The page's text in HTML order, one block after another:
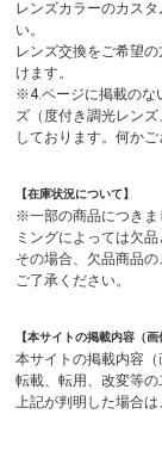
レンズカラーのカス
い。
レンズ交換をご希望の
けます。
※4.ページに掲載のな
ズ（度付き調光レン
しております。何か
【在庫状況について】
※一部の商品につきま
ミングによっては欠
その場合、欠品商品
ご了承ください。
【本サイトの掲載内容（
本サイトの掲載内容
転載、転用、改変等の
上記が判明した場合は